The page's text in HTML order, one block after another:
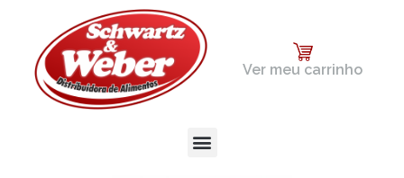
Ver meu carrinho